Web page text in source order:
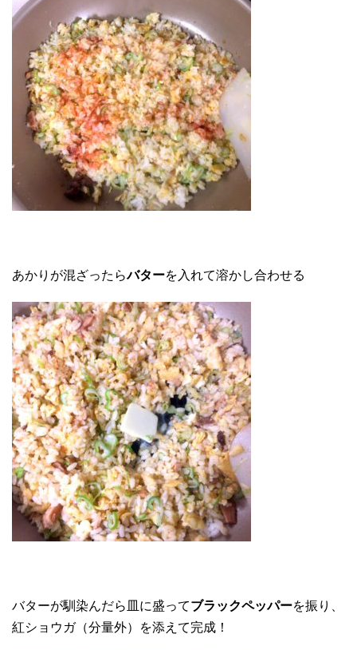
あかりが混ざったらバターを入れて溶かし合わせる
バターが馴染んだら皿に盛ってブラックペッパーを振り、
紅ショウガ（分量外）を添えて完成！